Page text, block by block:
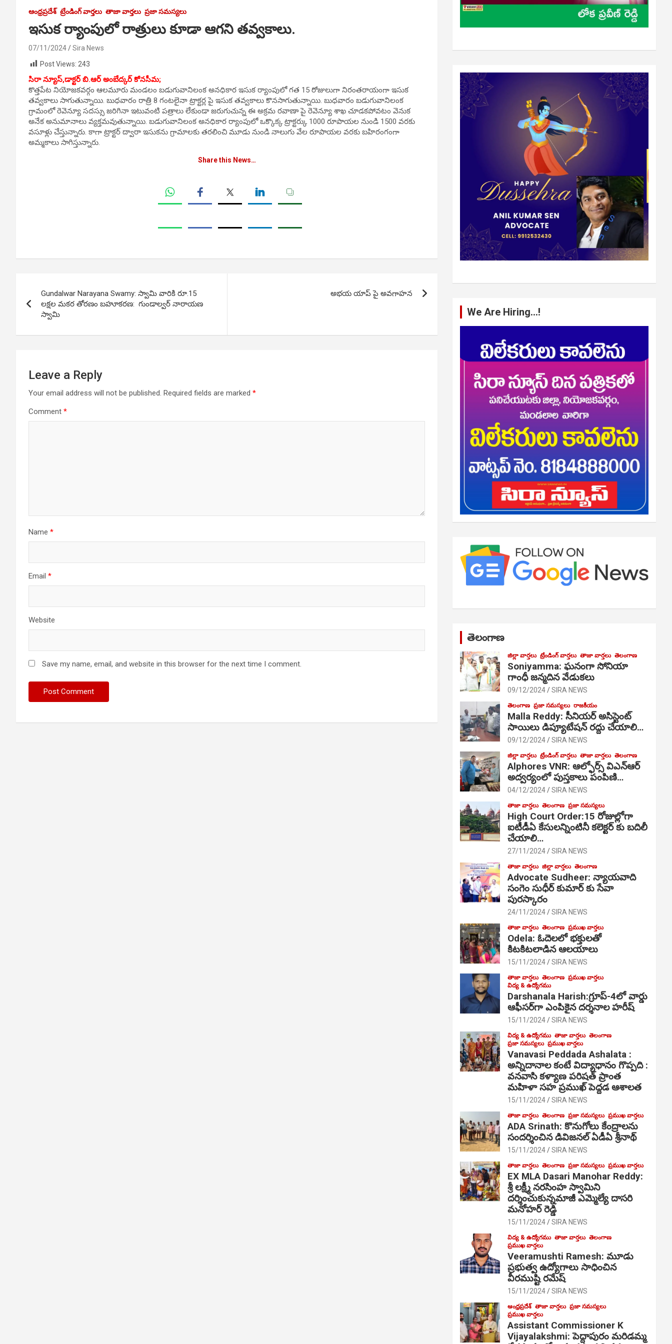
ఆంధ్రప్రదేశ్ ట్రేండింగ్ వార్తలు తాజా వార్తలు ప్రజా సమస్యలు
ఇసుక ర్యాంపులో రాత్రులు కూడా ఆగని తవ్వకాలు.
07/11/2024
Sira News
Post Views: 243
సిరా న్యూస్,డాక్టర్ బి.ఆర్ అంబేద్కర్ కోనసీమ;
కొత్తపేట నియోజకవర్గం ఆలమూరు మండలం బడుగువానిలంక అనధికార ఇసుక ర్యాంపులో గత 15 రోజులుగా నిరంతరాయంగా ఇసుక
తవ్వకాలు సాగుతున్నాయి. బుధవారం రాత్రి 8 గంటలైనా ట్రాక్టర్ల పై ఇసుక తవ్వకాలు కొనసాగుతున్నాయి. బుధవారం బడుగువానిలంక
గ్రామంలో రెవెన్యూ సదస్సు జరిగినా ఇటువంటి పత్రాలు లేకుండా జరుగుచున్న ఈ అక్రమ రవాణా పై రెవెన్యూ శాఖ చూడకపోవటం వెనుక
అనేక అనుమానాలు వ్యక్తమవుతున్నాయి. బడుగువానిలంక అనధికార ర్యాంపులో ఒక్కొక్క ట్రాక్టర్కు 1000 రూపాయల నుండి 1500 వరకు
వసూళ్లు చేస్తున్నారు. కాగా ట్రాక్టర్ ద్వారా ఇసుకను గ్రామాలకు తరలించి మూడు నుండి నాలుగు వేల రూపాయల వరకు బహిరంగంగా
అమ్మకాలు సాగిస్తున్నారు.
Share this News…
navigation
Gundalwar Narayana Swamy: స్వామి వారికి రూ.15
లక్షల మకర తోరణం బహూకరణ: గుండాల్వర్ నారాయణ
స్వామి
అభయ యాప్ పై అవగాహన
Leave a Reply
Your email address will not be published. Required fields are marked *
Comment *
Name *
Email *
Website
Save my name, email, and website in this browser for the next time I comment.
We Are Hiring…!
తెలంగాణ
జిల్లా వార్తలు ట్రేండింగ్ వార్తలు తాజా వార్తలు తెలంగాణ
Soniyamma: ఘ‌నంగా సోనియా
గాంధీ జ‌న్మ‌దిన వేడుక‌లు
09/12/2024 SIRA NEWS
తెలంగాణ ప్రజా సమస్యలు రాజకీయం
Malla Reddy: సీనియర్ అసిస్టెంట్
సాయిలు డిప్యూటేషన్ రద్దు చేయాలి…
09/12/2024 SIRA NEWS
జిల్లా వార్తలు ట్రేండింగ్ వార్తలు తాజా వార్తలు తెలంగాణ
Alphores VNR: ఆల్ఫోర్స్ విఎన్ఆర్
అద్వర్యంలో పుస్తకాలు పంపిణి…
04/12/2024 SIRA NEWS
తాజా వార్తలు తెలంగాణ ప్రజా సమస్యలు
High Court Order:15 రోజుల్లోగా
ఐటీడీఏ కేసులన్నింటినీ కలెక్టర్ కు బదిలీ
చేయాలి…
27/11/2024 SIRA NEWS
తాజా వార్తలు జిల్లా వార్తలు తెలంగాణ
Advocate Sudheer: న్యాయవాది
సంగెం సుధీర్ కుమార్ కు సేవా
పురస్కారం
24/11/2024 SIRA NEWS
తాజా వార్తలు తెలంగాణ ప్రముఖ వార్తలు
Odela: ఓదెల‌లో భక్తులతో
కిటకిటలాడిన ఆల‌యాలు
15/11/2024 SIRA NEWS
తాజా వార్తలు తెలంగాణ ప్రముఖ వార్తలు
విద్య & ఉద్యోగము
Darshanala Harish:గ్రూప్-4లో వార్డు
ఆఫీసర్‌గా ఎంపికైన దర్శనాల హరీష్
15/11/2024 SIRA NEWS
విద్య & ఉద్యోగము తాజా వార్తలు తెలంగాణ
ప్రజా సమస్యలు ప్రముఖ వార్తలు
Vanavasi Peddada Ashalata :
అన్నిదానాల కంటే విద్యాధానం గొప్పది :
వనవాసి కళ్యాణ పరిషత్ ప్రాంత
మహిళా సహ ప్రముఖ్ పెద్దడ ఆశాలత
15/11/2024 SIRA NEWS
తాజా వార్తలు తెలంగాణ ప్రజా సమస్యలు ప్రముఖ వార్తలు
ADA Srinath: కొనుగోలు కేంద్రాల‌ను
సంద‌ర్శించిన డివిజనల్ ఏడీఏ శ్రీనాథ్
15/11/2024 SIRA NEWS
తాజా వార్తలు తెలంగాణ ప్రజా సమస్యలు ప్రముఖ వార్తలు
EX MLA Dasari Manohar Reddy:
శ్రీ లక్ష్మీ నరసింహ స్వామిని
దర్శించుకున్నమాజీ ఎమ్మెల్యే దాసరి
మనోహర్ రెడ్డి
15/11/2024 SIRA NEWS
విద్య & ఉద్యోగము తాజా వార్తలు తెలంగాణ
ప్రముఖ వార్తలు
Veeramushti Ramesh: మూడు
ప్రభుత్వ ఉద్యోగాలు సాధించిన
వీరముష్టి రమేష్
15/11/2024 SIRA NEWS
ఆంధ్రప్రదేశ్ తాజా వార్తలు ప్రజా సమస్యలు
ప్రముఖ వార్తలు
Assistant Commissioner K
Vijayalakshmi: పెద్దాపురం మరిడమ్మ